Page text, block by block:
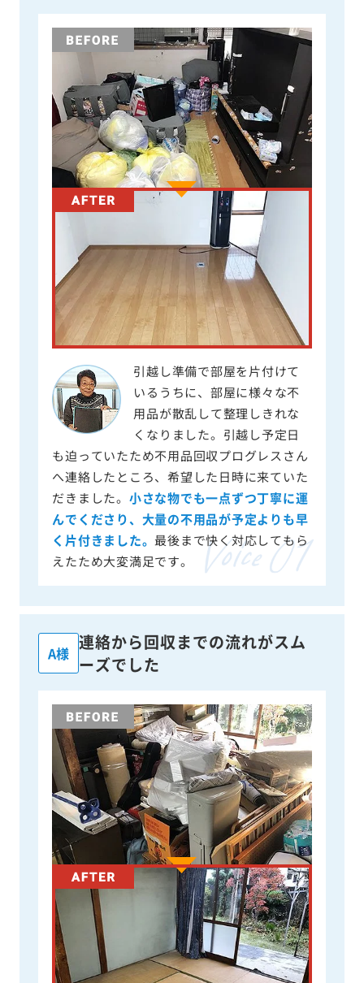
引越し準備で部屋を片付けて
いるうちに、部屋に様々な不
用品が散乱して整理しきれな
くなりました。引越し予定日
も迫っていたため不用品回収プログレスさん
へ連絡したところ、希望した日時に来ていた
だきました。 小さな物でも一点ずつ丁寧に運
んでくださり、大量の不用品が予定よりも早
く片付きました。 最後まで快く対応してもら
えたため大変満足です。
A様
連絡から回収までの流れがスム
ーズでした